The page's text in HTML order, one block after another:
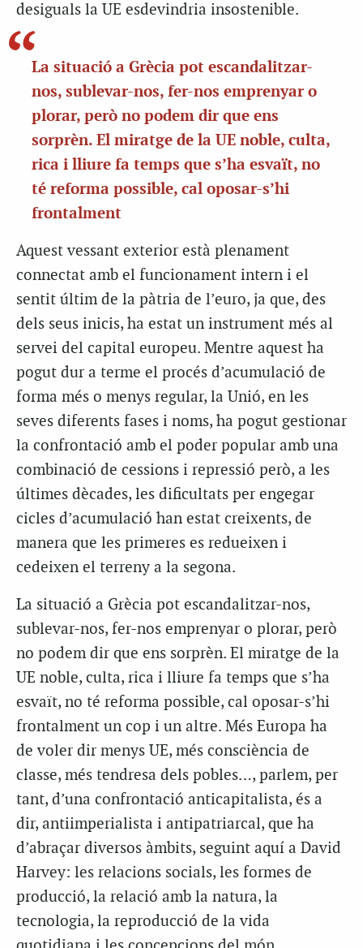
desiguals la UE esdevindria insostenible.
La situació a Grècia pot escandalitzar-
nos, sublevar-nos, fer-nos emprenyar o
plorar, però no podem dir que ens
sorprèn. El miratge de la UE noble, culta,
rica i lliure fa temps que s’ha esvaït, no
té reforma possible, cal oposar-s’hi
frontalment
Aquest vessant exterior està plenament
connectat amb el funcionament intern i el
sentit últim de la pàtria de l’euro, ja que, des
dels seus inicis, ha estat un instrument més al
servei del capital europeu. Mentre aquest ha
pogut dur a terme el procés d’acumulació de
forma més o menys regular, la Unió, en les
seves diferents fases i noms, ha pogut gestionar
la confrontació amb el poder popular amb una
combinació de cessions i repressió però, a les
últimes dècades, les dificultats per engegar
cicles d’acumulació han estat creixents, de
manera que les primeres es redueixen i
cedeixen el terreny a la segona.
La situació a Grècia pot escandalitzar-nos,
sublevar-nos, fer-nos emprenyar o plorar, però
no podem dir que ens sorprèn. El miratge de la
UE noble, culta, rica i lliure fa temps que s’ha
esvaït, no té reforma possible, cal oposar-s’hi
frontalment un cop i un altre. Més Europa ha
de voler dir menys UE, més consciència de
classe, més tendresa dels pobles…, parlem, per
tant, d’una confrontació anticapitalista, és a
dir, antiimperialista i antipatriarcal, que ha
d’abraçar diversos àmbits, seguint aquí a David
Harvey: les relacions socials, les formes de
producció, la relació amb la natura, la
tecnologia, la reproducció de la vida